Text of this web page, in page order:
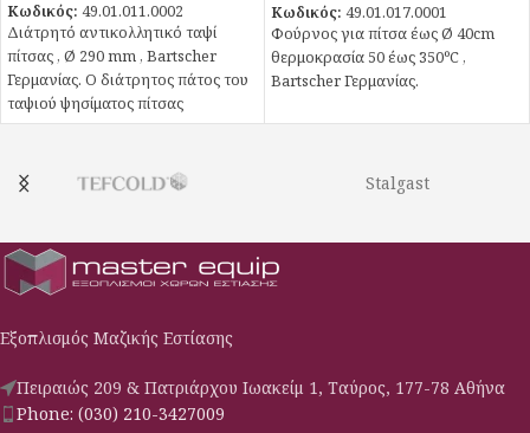
Κωδικός: 49.01.011.0002
Διάτρητό αντικολλητικό ταψί
πίτσας , Ø 290 mm , Bartscher
Γερμανίας. Ο διάτρητος πάτος του
ταψιού ψησίματος πίτσας
διασφαλίζει καλή κυκλοφορία
επιτυγχάνεται μια τραγανή και
καλοψημένη βάση πίτσας. Χάρη
μπορούν να αφαιρεθούν πολύ
καλά ακόμα και οι λεπτές και
ευαίσθητες ζύμες από το ταψί.
Κωδικός: 49.01.017.0001
Φούρνος για πίτσα έως Ø 40cm
θερμοκρασία 50 έως 350ºC ,
Bartscher Γερμανίας.
Stalgast
Εξοπλισμός Μαζικής Εστίασης
Πειραιώς 209 & Πατριάρχου Ιωακείμ 1, Ταύρος, 177-78 Αθήνα
Phone: (030) 210-3427009